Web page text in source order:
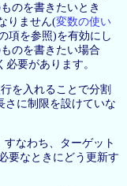
のを書きたいとき
りません(変数の使い
項を参照)を有効にし
のを書きたい場合
必要があります。
を入れることで分割
さに制限を設けていな
なわち、ターゲット
要なときにどう更新す